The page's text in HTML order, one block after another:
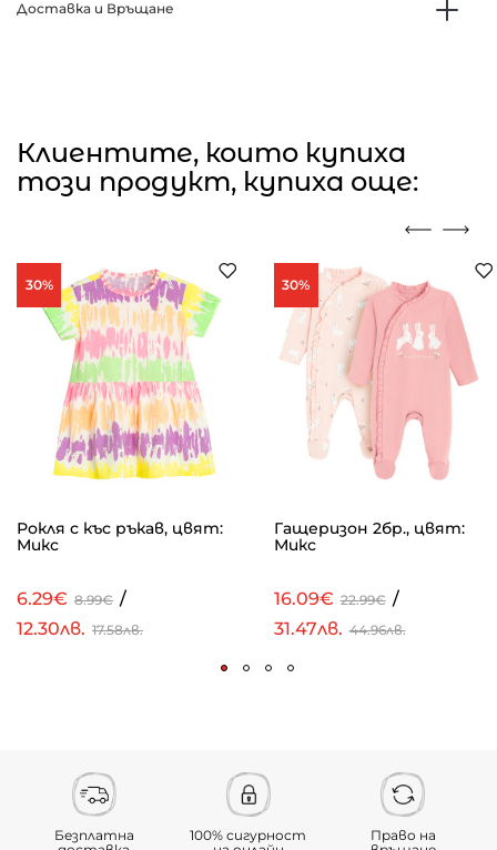
Доставка и Връщане
Клиентите, които купиха
този продукт, купиха още:
30%
Рокля с къс ръкав, цвят:
Микс
6.29€ 8.99€ /
12.30лв. 17.58лв.
30%
Гащеризон 2бр., цвят:
Микс
16.09€ 22.99€ /
31.47лв. 44.96лв.
Безплатна
100% сигурност
Право на